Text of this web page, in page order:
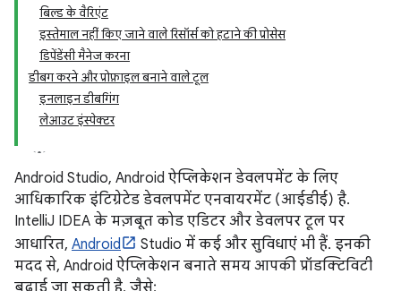
बिल्ड के वैरिएंट
इस्तेमाल नहीं किए जाने वाले रिसॉर्स को हटाने की प्रोसेस
डिपेंडेंसी मैनेज करना
डीबग करने और प्रोफ़ाइल बनाने वाले टूल
इनलाइन डीबगिंग
लेआउट इंस्पेक्टर
Android Studio, Android ऐप्लिकेशन डेवलपमेंट के लिए
आधिकारिक इंटिग्रेटेड डेवलपमेंट एनवायरमेंट (आईडीई) है.
IntelliJ IDEA के मज़बूत कोड एडिटर और डेवलपर टूल पर
आधारित, Android
Studio में कई और सुविधाएं भी हैं. इनकी
मदद से, Android ऐप्लिकेशन बनाते समय आपकी प्रॉडक्टिविटी
बढ़ाई जा सकती है. जैसे: